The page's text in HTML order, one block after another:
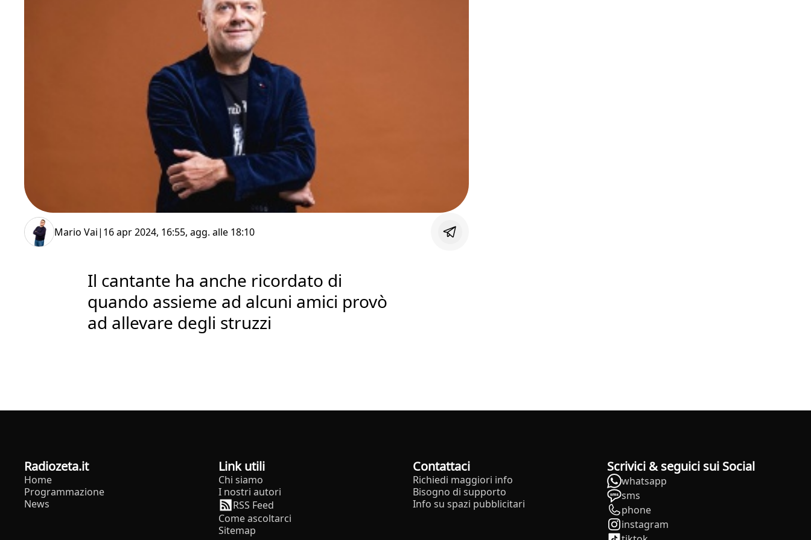
Mario Vai| 16 apr 2024, 16:55, agg. alle 18:10
Il cantante ha anche ricordato di
quando assieme ad alcuni amici provò
ad allevare degli struzzi
radiozeta.it
Home
Programmazione
News
Link utili
Chi siamo
I nostri autori
RSS Feed
Come ascoltarci
Sitemap
Contattaci
Richiedi maggiori info
Bisogno di supporto
Info su spazi pubblicitari
Scrivici & seguici sui Social
whatsapp
sms
phone
instagram